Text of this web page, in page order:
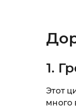
1.
Этот
много